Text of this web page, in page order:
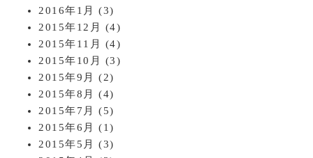
2016年1月
(3)
2015年12月
(4)
2015年11月
(4)
2015年10月
(3)
2015年9月
(2)
2015年8月
(4)
2015年7月
(5)
2015年6月
(1)
2015年5月
(3)